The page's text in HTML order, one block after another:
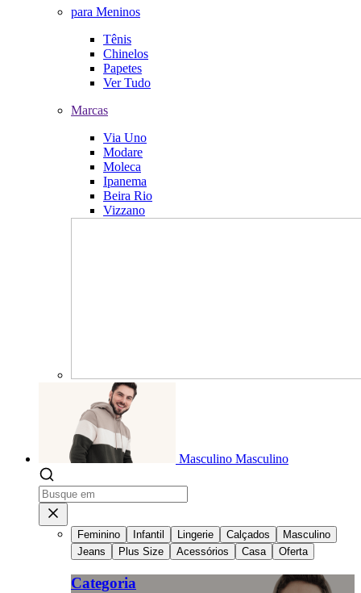
para Meninos
Tênis
Chinelos
Papetes
Ver Tudo
Marcas
Via Uno
Modare
Moleca
Ipanema
Beira Rio
Vizzano
Masculino Masculino
Feminino Infantil Lingerie Calçados
Masculino
Jeans
Plus Size Acessórios Casa Oferta
Categoria